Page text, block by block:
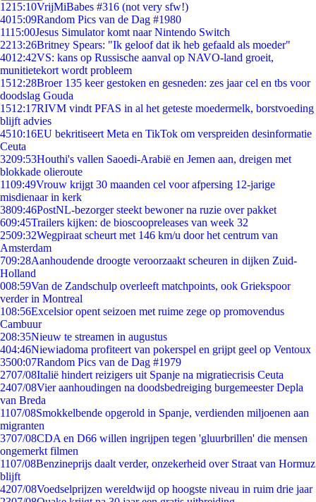
1215:10VrijMiBabes #316 (not very sfw!)
4015:09Random Pics van de Dag #1980
1115:00Jesus Simulator komt naar Nintendo Switch
2213:26Britney Spears: "Ik geloof dat ik heb gefaald als moeder"
4012:42VS: kans op Russische aanval op NAVO-land groeit,
munitietekort wordt probleem
1512:28Broer 135 keer gestoken en gesneden: zes jaar cel en tbs voor
doodslag Gouda
1512:17RIVM vindt PFAS in al het geteste moedermelk, borstvoeding
blijft advies
4510:16EU bekritiseert Meta en TikTok om verspreiden desinformatie
Ceuta
3209:53Houthi's vallen Saoedi-Arabië en Jemen aan, dreigen met
blokkade olieroute
1109:49Vrouw krijgt 30 maanden cel voor afpersing 12-jarige
misdienaar in kerk
3809:46PostNL-bezorger steekt bewoner na ruzie over pakket
609:45Trailers kijken: de bioscoopreleases van week 32
2509:32Wegpiraat scheurt met 146 km/u door het centrum van
Amsterdam
709:28Aanhoudende droogte veroorzaakt scheuren in dijken Zuid-
Holland
008:59Van de Zandschulp overleeft matchpoints, ook Griekspoor
verder in Montreal
108:56Excelsior opent seizoen met ruime zege op promovendus
Cambuur
208:35Nieuw te streamen in augustus
404:46Niewiadoma profiteert van pokerspel en grijpt geel op Ventoux
3500:07Random Pics van de Dag #1979
2707/08Italië hindert reizigers uit Spanje na migratiecrisis Ceuta
2407/08Vier aanhoudingen na doodsbedreiging burgemeester Depla
van Breda
1107/08Smokkelbende opgerold in Spanje, verdienden miljoenen aan
migranten
3707/08CDA en D66 willen ingrijpen tegen 'gluurbrillen' die mensen
ongemerkt filmen
1107/08Benzineprijs daalt verder, onzekerheid over Straat van Hormuz
blijft
4207/08Voedselprijzen wereldwijd op hoogste niveau in ruim drie jaar